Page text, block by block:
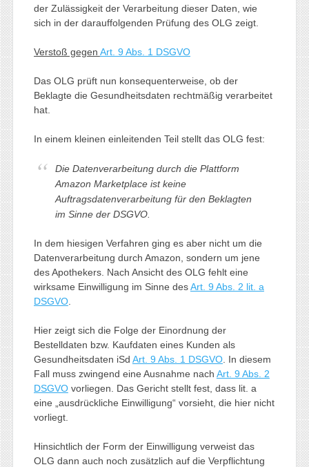
der Zulässigkeit der Verarbeitung dieser Daten, wie
sich in der darauffolgenden Prüfung des OLG zeigt.
Verstoß gegen Art. 9 Abs. 1 DSGVO
Das OLG prüft nun konsequenterweise, ob der
Beklagte die Gesundheitsdaten rechtmäßig verarbeitet
hat.
In einem kleinen einleitenden Teil stellt das OLG fest:
Die Datenverarbeitung durch die Plattform
Amazon Marketplace ist keine
Auftragsdatenverarbeitung für den Beklagten
im Sinne der DSGVO.
In dem hiesigen Verfahren ging es aber nicht um die
Datenverarbeitung durch Amazon, sondern um jene
des Apothekers. Nach Ansicht des OLG fehlt eine
wirksame Einwilligung im Sinne desArt. 9 Abs. 2 lit. a
DSGVO.
Hier zeigt sich die Folge der Einordnung der
Bestelldaten bzw. Kaufdaten eines Kunden als
Gesundheitsdaten iSd Art. 9 Abs. 1 DSGVO. In diesem
Fall muss zwingend eine Ausnahme nach Art. 9 Abs. 2
DSGVOvorliegen. Das Gericht stellt fest, dass lit. a
eine „ausdrückliche Einwilligung“ vorsieht, die hier nicht
vorliegt.
Hinsichtlich der Form der Einwilligung verweist das
OLG dann auch noch zusätzlich auf die Verpflichtung